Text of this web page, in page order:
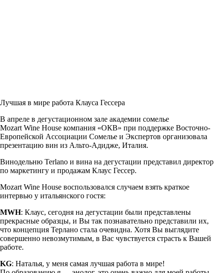
Лучшая в мире работа Клауса Гессера
В апреле в дегустационном зале академии сомелье
Mozart Wine House компания «ОКВ» при поддержке Восточно-
Европейской Ассоциации Сомелье и Экспертов организовала
презентацию вин из Альто-Адидже, Италия.
Винодельню Terlano и вина на дегустации представил директор
по маркетингу и продажам Клаус Гессер.
Mozart Wine House воспользовался случаем взять краткое
интервью у итальянского гостя:
MWH: Клаус, сегодня на дегустации были представлены
прекрасные образцы, и Вы так познавательно представили их,
что концепция Терлано стала очевидна. Хотя Вы выглядите
совершенно невозмутимым, в Вас чувствуется страсть к Вашей
работе.
KG: Наталья, у меня самая лучшая работа в мире!